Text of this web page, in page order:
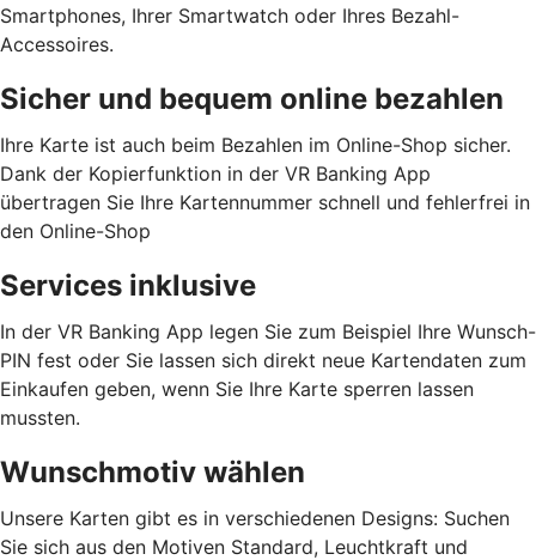
Smartphones, Ihrer Smartwatch oder Ihres Bezahl-
Accessoires.
Sicher und bequem online bezahlen
Ihre Karte ist auch beim Bezahlen im Online-Shop sicher.
Dank der Kopierfunktion in der VR Banking App
übertragen Sie Ihre Kartennummer schnell und fehlerfrei in
den Online-Shop
Services inklusive
In der VR Banking App legen Sie zum Beispiel Ihre Wunsch-
PIN fest oder Sie lassen sich direkt neue Kartendaten zum
Einkaufen geben, wenn Sie Ihre Karte sperren lassen
mussten.
Wunschmotiv wählen
Unsere Karten gibt es in verschiedenen Designs: Suchen
Sie sich aus den Motiven Standard, Leuchtkraft und